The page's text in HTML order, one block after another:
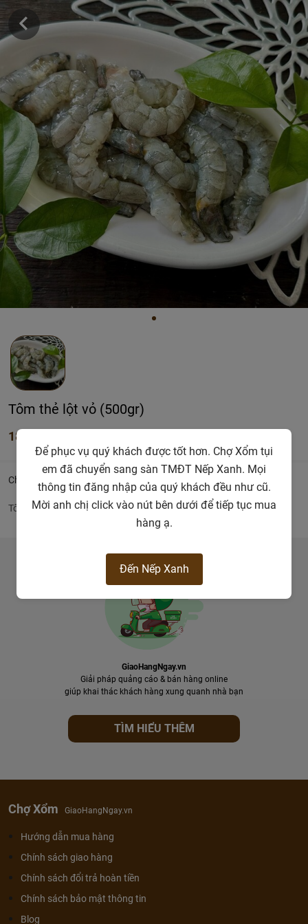
Tôm thẻ lột vỏ (500gr)
185.000đ
Chi tiết
Tôm thẻ lột vỏ
GiaoHangNgay.vn
Giải pháp quảng cáo & bán hàng online
giúp khai thác khách hàng xung quanh nhà bạn
TÌM HIỂU THÊM
Chợ Xổm GiaoHangNgay.vn
Hướng dẫn mua hàng
Chính sách giao hàng
Chính sách đổi trả hoàn tiền
Chính sách bảo mật thông tin
Blog
Để phục vụ quý khách được tốt hơn. Chợ Xổm tụi
em đã chuyển sang sàn TMĐT Nếp Xanh. Mọi
thông tin đăng nhập của quý khách đều như cũ.
Mời anh chị click vào nút bên dưới để tiếp tục mua
hàng ạ.
Đến Nếp Xanh